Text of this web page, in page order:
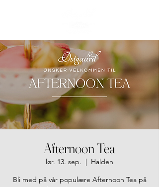
Afternoon Tea
lør. 13. sep.
  |
Halden
Bli med på vår populære Afternoon Tea på